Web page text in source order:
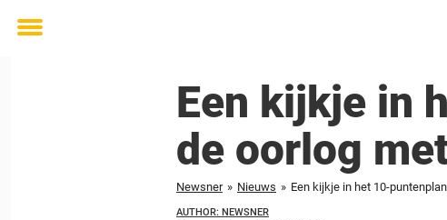
Toggle
Een kijkje in
de oorlog
Newsner » Nieuws » Een kijkje in het 10-
AUTHOR: NEWSNER